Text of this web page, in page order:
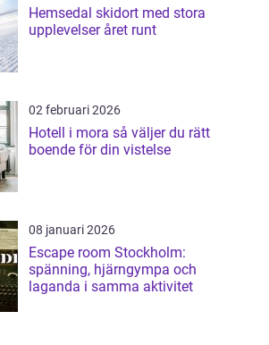
Hemsedal skidort med stora
upplevelser året runt
02 februari 2026
Hotell i mora så väljer du rätt
boende för din vistelse
08 januari 2026
Escape room Stockholm:
spänning, hjärngympa och
laganda i samma aktivitet